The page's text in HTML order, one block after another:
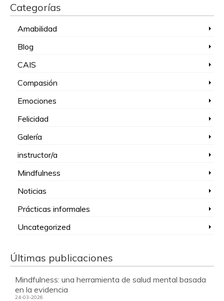
Categorías
Amabilidad
Blog
CAIS
Compasión
Emociones
Felicidad
Galería
instructor/a
Mindfulness
Noticias
Prácticas informales
Uncategorized
Últimas publicaciones
Mindfulness: una herramienta de salud mental basada
en la evidencia
24-03-2026